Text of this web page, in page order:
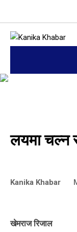
लयमा चल्न
Kanika Khabar
खेमराज रिजाल